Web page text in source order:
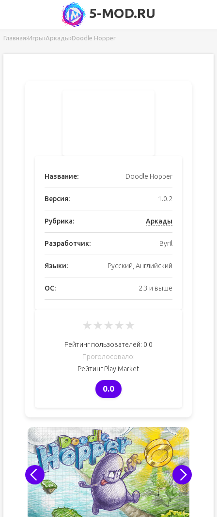
5-MOD.RU
Главная›Игры›Аркады›Doodle Hopper
Название: Doodle Hopper
Версия: 1.0.2
Рубрика: Аркады
Разработчик: Byril
Языки: Русский, Английский
ОС: 2.3 и выше
★★★★★
Рейтинг пользователей: 0.0
Проголосовало:
Рейтинг Play Market
0.0